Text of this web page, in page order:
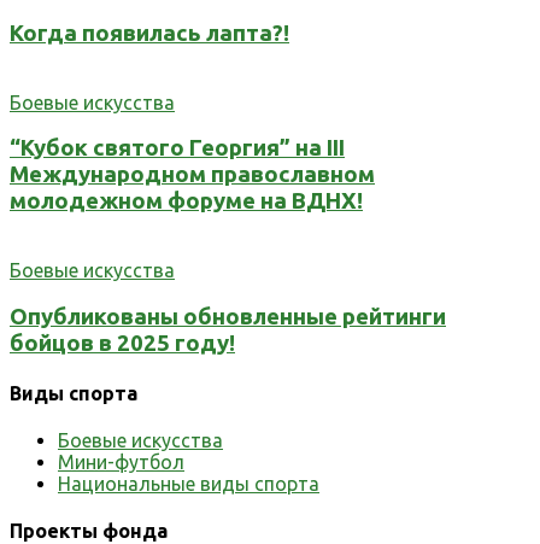
Когда появилась лапта?!
Боевые искусства
“Кубок святого Георгия” на III
Международном православном
молодежном форуме на ВДНХ!
Боевые искусства
Опубликованы обновленные рейтинги
бойцов в 2025 году!
Виды спорта
Боевые искусства
Мини-футбол
Национальные виды спорта
Проекты фонда